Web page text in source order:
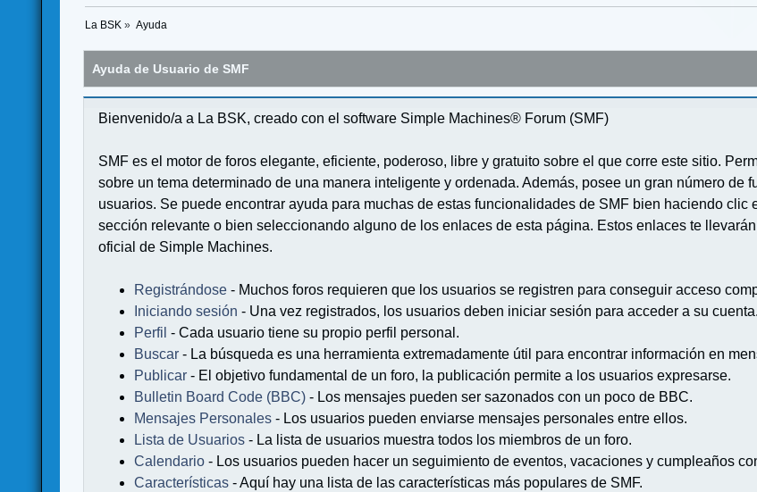
La BSK » Ayuda
Ayuda de Usuario de SMF
Bienvenido/a a La BSK, creado con el software Simple Machines® Forum (SMF)
SMF es el motor de foros elegante, eficiente, poderoso, libre y gratuito sobre el que corre este sitio.
sobre un tema determinado de una manera inteligente y ordenada. Además, posee un gran número
usuarios. Se puede encontrar ayuda para muchas de estas funcionalidades de SMF bien haciendo
sección relevante o bien seleccionando alguno de los enlaces de esta página. Estos enlaces te
oficial de Simple Machines.
Registrándose - Muchos foros requieren que los usuarios se registren para conseguir acceso
Iniciando sesión - Una vez registrados, los usuarios deben iniciar sesión para acceder a su cuenta.
Perfil - Cada usuario tiene su propio perfil personal.
Buscar - La búsqueda es una herramienta extremadamente útil para encontrar información en
Publicar - El objetivo fundamental de un foro, la publicación permite a los usuarios expresarse.
Bulletin Board Code (BBC)- Los mensajes pueden ser sazonados con un poco de BBC.
Mensajes Personales - Los usuarios pueden enviarse mensajes personales entre ellos.
Lista de Usuarios - La lista de usuarios muestra todos los miembros de un foro.
Calendario - Los usuarios pueden hacer un seguimiento de eventos, vacaciones y cumpleaños
Características - Aquí hay una lista de las características más populares de SMF.